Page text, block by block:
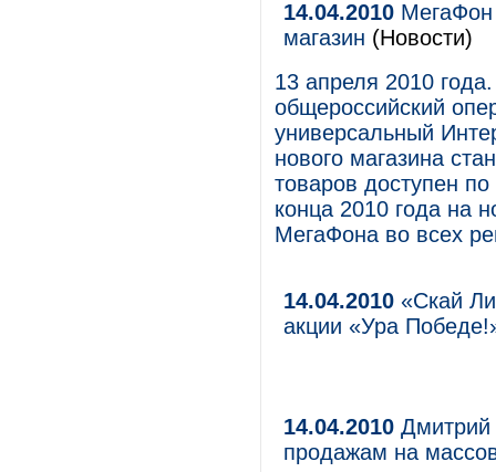
14.04.2010 МегаФон
магазин (Новости)
13 апреля 2010
общероссийский
универсальный
нового магазина
товаров доступен
конца 2010 года на
МегаФона во всех
14.04.2010 «Скай
акции «Ура
14.04.2010 Дмитрий
продажам на